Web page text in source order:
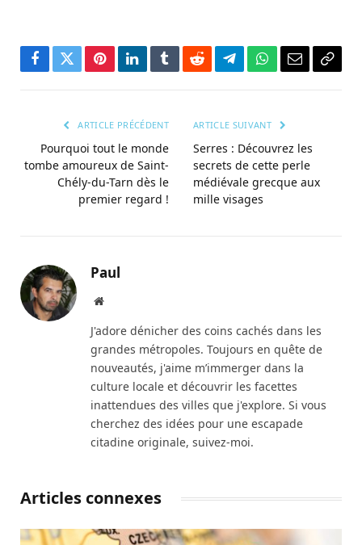
Facebook
TwitterPinterestLinkedInTumblrRedditTélégramme
WhatsApp
Courriel
ARTICLE PRÉCÉDENT
Pourquoi tout le monde
tombe amoureux de Saint-
Chély-du-Tarn dès le
premier regard !
ARTICLE SUIVANT
Serres : Découvrez les
secrets de cette perle
médiévale grecque aux
mille visages
Paul
Site
J'adore dénicher des coins cachés dans les
grandes métropoles. Toujours en quête de
nouveautés, j'aime m’immerger dans la
culture locale et découvrir les facettes
inattendues des villes que j'explore. Si vous
cherchez des idées pour une escapade
citadine originale, suivez-moi.
Articles connexes